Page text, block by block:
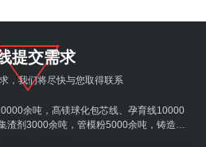
提交需求
，我们将尽快与您取得联系
余吨，髙镁球化包芯线、孕育线10000
渣剂3000余吨，管模粉5000余吨，铸造涂